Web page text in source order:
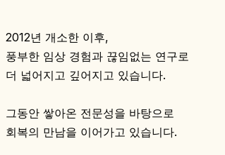
2012년 개소한 이후,
풍부한 임상 경험과 끊임없는 연구로
더 넓어지고 깊어지고 있습니다.
그동안 쌓아온 전문성을 바탕으로
회복의 만남을 이어가고 있습니다.